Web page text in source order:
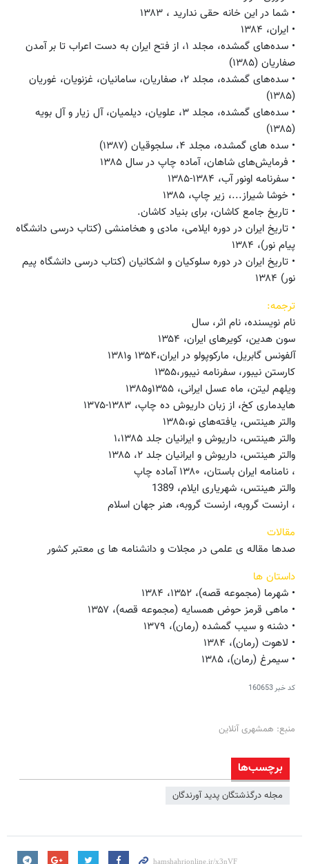
• شما در این خانه حقی ندارید ، ۱۳۸۳
• ایران، ۱۳۸۴
• سده‌های گمشده، مجلد ۱، از فتح ایران به دست اعراب تا بر آمدن
صفاریان (۱۳۸۵)
• سده‌های گمشده، مجلد ۲، صفاریان، سامانیان، غزنویان، غوریان
(۱۳۸۵)
• سده‌های گمشده، مجلد ۳، علویان، دیلمیان، آل زیار و آل بویه
(۱۳۸۵)
• سده های گمشده، مجلد ۴، سلجوقیان (۱۳۸۷)
• فرمایش‌های شاهان، آماده چاپ در سال ۱۳۸۵
• سفرنامه اونور آب، ۱۳۸۴-۱۳۸۵
• خوشا شیراز...، زیر چاپ، ۱۳۸۵
• تاریخ جامع کاشان، برای بنیاد کاشان.
• تاریخ ایران در دوره ایلامی، مادی و هخامنشی (کتاب درسی دانشگاه
پیام نور)، ۱۳۸۴
• تاریخ ایران در دوره سلوکیان و اشکانیان (کتاب درسی دانشگاه پیم
نور) ۱۳۸۴
ترجمه:
نام نویسنده، نام اثر، سال
سون هدین، کویرهای ایران، ۱۳۵۴
آلفونس گابریل، مارکوپولو در ایران،۱۳۵۴ و۱۳۸۱
کارستن نیبور، سفرنامه نیبور،۱۳۵۵
ویلهم لیتن، ماه عسل ایرانی، ۱۳۵۵و۱۳۸۵
هایدماری کخ، از زبان داریوش ده چاپ، ۱۳۸۳-۱۳۷۵
والتر هینتس، یافته‌های نو،۱۳۸۵
والتر هینتس، داریوش و ایرانیان جلد ۱،۱۳۸۵
والتر هینتس، داریوش و ایرانیان جلد ۲، ۱۳۸۵
، نامنامه ایران باستان، ۱۳۸۰ آماده چاپ
والتر هینتس، شهریاری ایلام، 1389
، ارنست گروبه، ارنست گروبه، هنر جهان اسلام
مقالات
صدها مقاله ی علمی در مجلات و دانشنامه ها ی معتبر کشور
داستان ها
• شهرما (مجموعه قصه)، ۱۳۵۲، ۱۳۸۴
• ماهی قرمز حوض همسایه (مجموعه قصه)، ۱۳۵۷
• دشنه و سیب گمشده (رمان)، ۱۳۷۹
• لاهوت (رمان)، ۱۳۸۴
• سیمرغ (رمان)، ۱۳۸۵
کد خبر160653
منبع: همشهری آنلاین
برچسب‌ها
مجله درگذشتگان پدید آورندگان